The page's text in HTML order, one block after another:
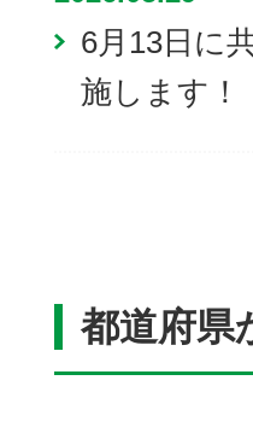
6月13日に
施します！
都道府県